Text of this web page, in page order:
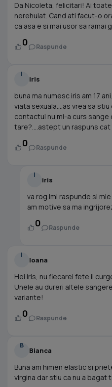
Da Nicoleta, felicitari! Ai
nerehulat. Cand ati facut-o
ca asa e si mai usor sa ramai
0 Raspunde
I
iris
buna ma numesc iris am 17
viata sexuala....as vrea sa
contactul nu mi-a curs
tare?....astept un raspuns
0 Raspunde
I
iris
va rog imi raspunde si
am motive sa ma
0 Raspunde
I
Ioana
Hei Iris, nu fiecarei fete ii
Unele au dureri altele
variante!
0 Raspunde
B
Bianca
Buna am himen elastic si
virgina dar stiu ca nu a bagat